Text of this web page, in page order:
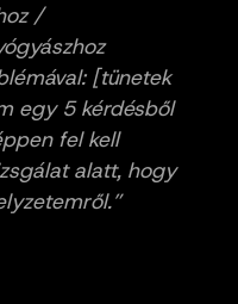
/
[tünetek
egy 5 kérdésből
fel kell
alatt, hogy